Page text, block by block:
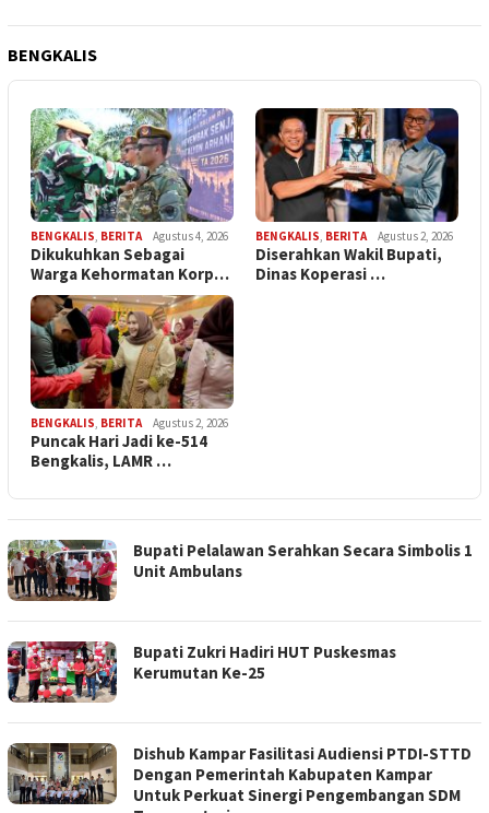
BENGKALIS
BENGKALIS, BERITA Agustus 4, 2026
Dikukuhkan Sebagai
Warga Kehormatan Korp…
BENGKALIS, BERITA Agustus 2, 2026
Diserahkan Wakil Bupati,
Dinas Koperasi …
BENGKALIS, BERITA Agustus 2, 2026
Puncak Hari Jadi ke-514
Bengkalis, LAMR …
Bupati Pelalawan Serahkan Secara Simbolis 1
Unit Ambulans
Bupati Zukri Hadiri HUT Puskesmas
Kerumutan Ke-25
Dishub Kampar Fasilitasi Audiensi PTDI-STTD
Dengan Pemerintah Kabupaten Kampar
Untuk Perkuat Sinergi Pengembangan SDM